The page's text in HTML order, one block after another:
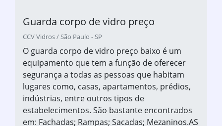
Guarda corpo de vidro preço
CCV Vidros / São Paulo - SP
O guarda corpo de vidro preço baixo é um
equipamento que tem a função de oferecer
segurança a todas as pessoas que habitam
lugares como, casas, apartamentos, prédios,
indústrias, entre outros tipos de
estabelecimentos. São bastante encontrados
em: Fachadas; Rampas; Sacadas; Mezaninos.AS